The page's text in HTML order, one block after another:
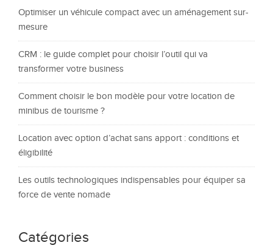
Optimiser un véhicule compact avec un aménagement sur-
mesure
CRM : le guide complet pour choisir l’outil qui va
transformer votre business
Comment choisir le bon modèle pour votre location de
minibus de tourisme ?
Location avec option d’achat sans apport : conditions et
éligibilité
Les outils technologiques indispensables pour équiper sa
force de vente nomade
Catégories